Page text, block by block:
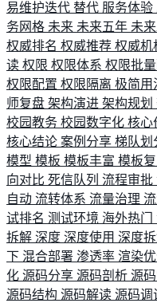
易维护迭代 替代 服务体验
务网格 未来 未来五年 未
权威排名 权威推荐 权威机
读 权限 权限体系 权限批
权限配置 权限隔离 极简用
师复盘 架构演进 架构规划
校园教务 校园数字化 核心
核心结论 案例分享 梯队划
模型 模板 模板丰富 模板复
向对比 死信队列 流程审批
自动 流转体系 流量治理
试排名 测试环境 海外热门
拆解 深度 深度使用 深度
下 混合部署 渗透率 渲染
化 源码分享 源码剖析 源
源码结构 源码解读 源码调